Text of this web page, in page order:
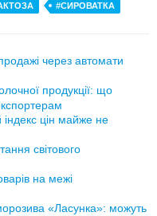
#СИРОВАТКА
через автомати
продукції: що
цін майже не
світового
на межі
«Ласунка»: можуть